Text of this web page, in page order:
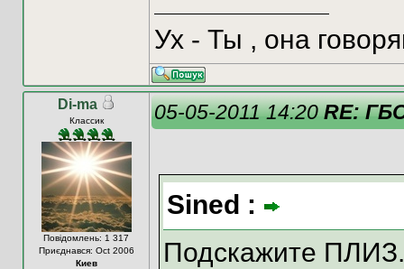
Ух - Ты , она
Di-ma
Классик
Повідомлень: 1 317
Приєднався: Oct 2006
Киев
05-05-2011 14:20RE:
Sined :
Подскажите